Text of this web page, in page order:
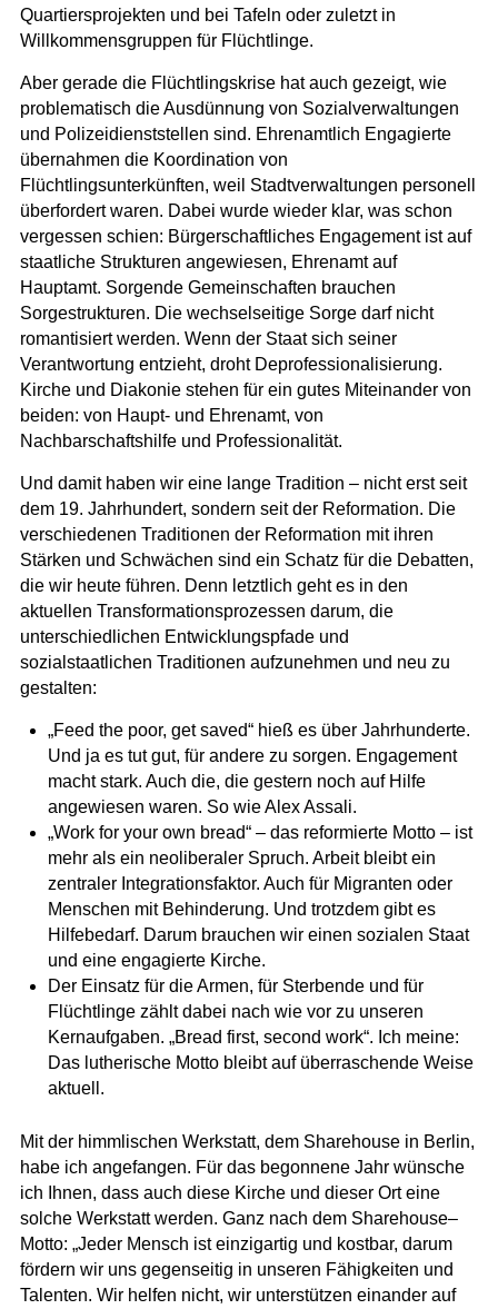
Quartiersprojekten und bei Tafeln oder zuletzt in
Willkommensgruppen für Flüchtlinge.
Aber gerade die Flüchtlingskrise hat auch gezeigt, wie
problematisch die Ausdünnung von Sozialverwaltungen
und Polizeidienststellen sind. Ehrenamtlich Engagierte
übernahmen die Koordination von
Flüchtlingsunterkünften, weil Stadtverwaltungen personell
überfordert waren. Dabei wurde wieder klar, was schon
vergessen schien: Bürgerschaftliches Engagement ist auf
staatliche Strukturen angewiesen, Ehrenamt auf
Hauptamt. Sorgende Gemeinschaften brauchen
Sorgestrukturen. Die wechselseitige Sorge darf nicht
romantisiert werden. Wenn der Staat sich seiner
Verantwortung entzieht, droht Deprofessionalisierung.
Kirche und Diakonie stehen für ein gutes Miteinander von
beiden: von Haupt- und Ehrenamt, von
Nachbarschaftshilfe und Professionalität.
Und damit haben wir eine lange Tradition – nicht erst seit
dem 19. Jahrhundert, sondern seit der Reformation. Die
verschiedenen Traditionen der Reformation mit ihren
Stärken und Schwächen sind ein Schatz für die Debatten,
die wir heute führen. Denn letztlich geht es in den
aktuellen Transformationsprozessen darum, die
unterschiedlichen Entwicklungspfade und
sozialstaatlichen Traditionen aufzunehmen und neu zu
gestalten:
„Feed the poor, get saved“ hieß es über Jahrhunderte.
Und ja es tut gut, für andere zu sorgen. Engagement
macht stark. Auch die, die gestern noch auf Hilfe
angewiesen waren. So wie Alex Assali.
„Work for your own bread“ – das reformierte Motto – ist
mehr als ein neoliberaler Spruch. Arbeit bleibt ein
zentraler Integrationsfaktor. Auch für Migranten oder
Menschen mit Behinderung. Und trotzdem gibt es
Hilfebedarf. Darum brauchen wir einen sozialen Staat
und eine engagierte Kirche.
Der Einsatz für die Armen, für Sterbende und für
Flüchtlinge zählt dabei nach wie vor zu unseren
Kernaufgaben. „Bread first, second work“. Ich meine:
Das lutherische Motto bleibt auf überraschende Weise
aktuell.
Mit der himmlischen Werkstatt, dem Sharehouse in Berlin,
habe ich angefangen. Für das begonnene Jahr wünsche
ich Ihnen, dass auch diese Kirche und dieser Ort eine
solche Werkstatt werden. Ganz nach dem Sharehouse–
Motto: „Jeder Mensch ist einzigartig und kostbar, darum
fördern wir uns gegenseitig in unseren Fähigkeiten und
Talenten. Wir helfen nicht, wir unterstützen einander auf